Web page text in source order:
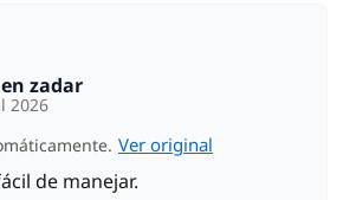
en zadar
2026
Ver original
de manejar.